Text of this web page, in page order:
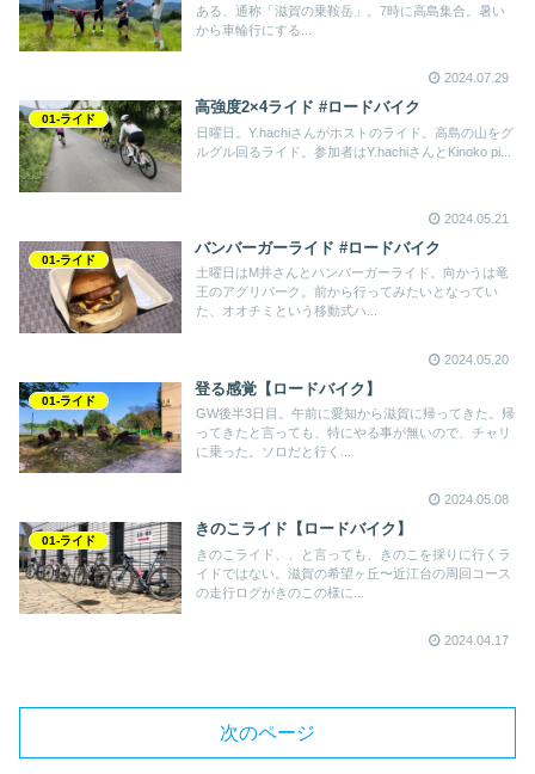
ある、通称「滋賀の乗鞍岳」。7時に高島集合。暑い
から車輪行にする...
2024.07.29
01-ライド
高強度2×4ライド #ロードバイク
日曜日。Y.hachiさんがホストのライド。高島の山をグ
ルグル回るライド。参加者はY.hachiさんとKinoko pi...
2024.05.21
01-ライド
バンバーガーライド #ロードバイク
土曜日はM井さんとハンバーガーライド。向かうは竜
王のアグリパーク。前から行ってみたいとなってい
た、オオチミという移動式ハ...
2024.05.20
01-ライド
登る感覚【ロードバイク】
GW後半3日目。午前に愛知から滋賀に帰ってきた。帰
ってきたと言っても、特にやる事が無いので、チャリ
に乗った。ソロだと行く...
2024.05.08
01-ライド
きのこライド【ロードバイク】
きのこライド、、と言っても、きのこを採りに行くラ
イドではない。滋賀の希望ヶ丘〜近江台の周回コース
の走行ログがきのこの様に...
2024.04.17
次のページ